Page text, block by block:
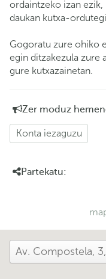
ordaintzeko izan
daukan kutxa-
Gogoratu zure ohiko
egin ditzakezula zure
gure kutxazainetan.
Zer moduz
Konta iezaguzu
Partekatu: